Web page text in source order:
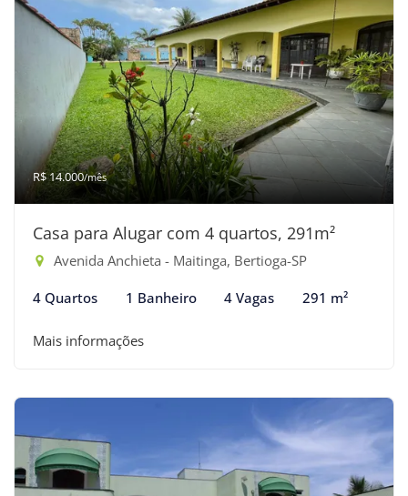
R$ 14.000/mês
Casa para Alugar com 4 quartos, 291m²
Avenida Anchieta - Maitinga, Bertioga-SP
4 Quartos 1 Banheiro 4 Vagas 291 m²
Mais informações